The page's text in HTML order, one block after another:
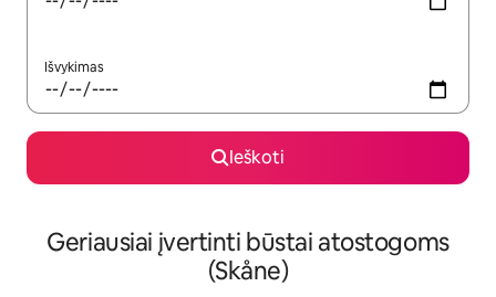
Išvykimas
Ieškoti
Geriausiai įvertinti būstai atostogoms
(Skåne)